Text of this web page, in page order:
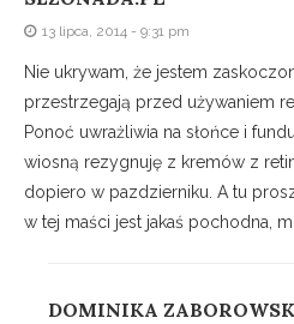
13 lipca, 2014 - 9:31 pm
Nie ukrywam, że jestem
przestrzegają przed używaniem
Ponoć uwrażliwia na słońce i
wiosną rezygnuję z kremów z
dopiero w pazdzierniku. A tu
w tej maści jest jakaś pochodna,
DOMINIKA